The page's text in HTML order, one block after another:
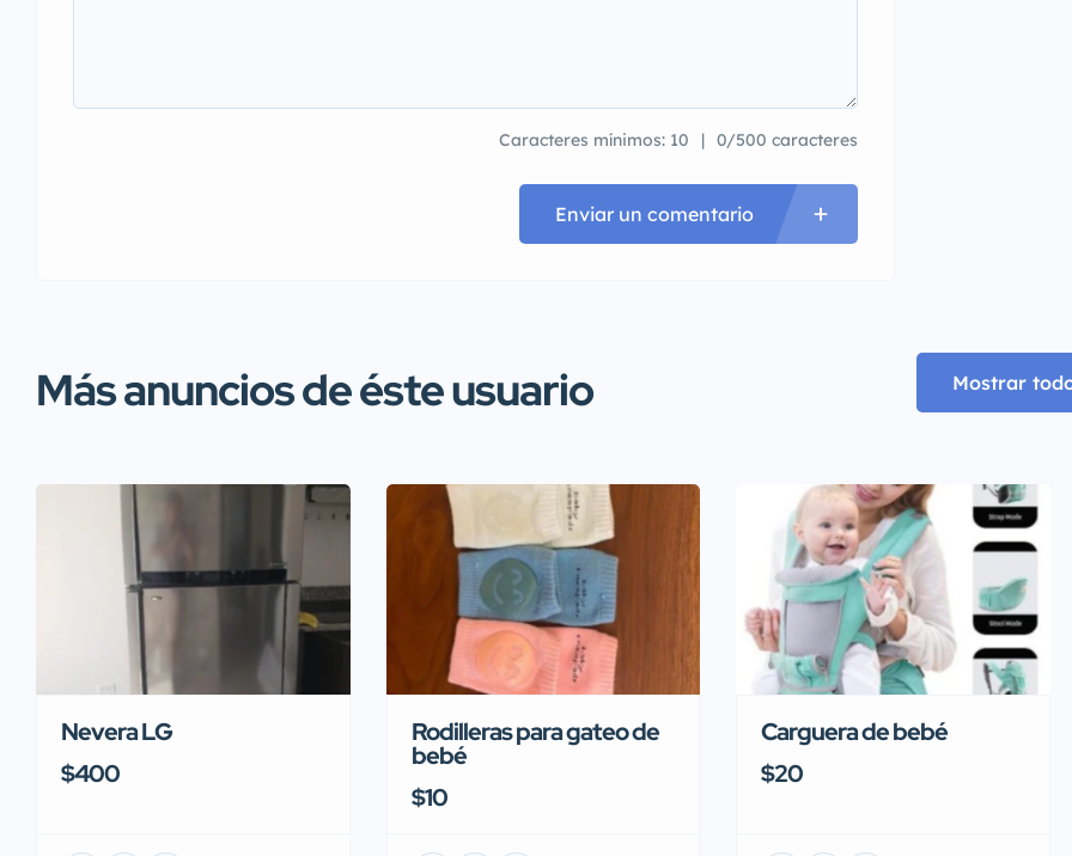
Caracteres mínimos: 10 0/500 caracteres
Enviar un comentario
Más anuncios de éste usuario Mostrar
Nevera LG
$400
Rodilleras para gateo de
bebé
$10
Carguera de bebé
$20